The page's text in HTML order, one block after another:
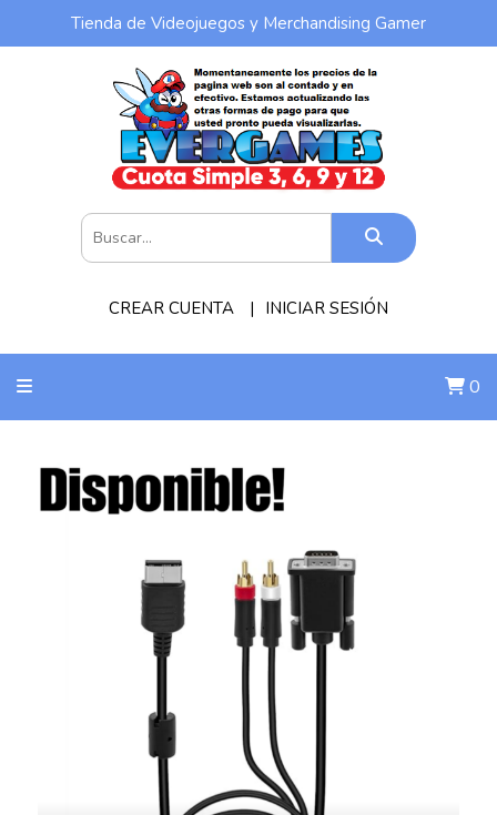
Tienda de Videojuegos y Merchandising Gamer
CREAR CUENTA INICIAR SESIÓN
0